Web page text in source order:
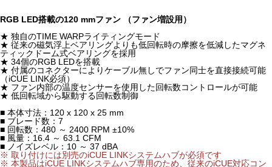
RGB LED搭載の120 mmファン （ファン増設用）
★ 独自のTIME WARPライティングモード
★ 従来の磁気浮上ベアリングよりも低回転時の摩擦を低減したマグネ
ティックドーム式ベアリングを採用
★ 34個のRGB LEDを搭載
★ 付属のコネクターによりケーブル無しでファン同士を直接接続可能
（iCUE LINK必須）
★ ファン内部の温度センサーを使用した回転数コントロールが可能
★ 低回転域から駆動する回転数制御
■ 本体寸法：120 x 120 x 25 mm
■ ブレード数：7
■ 回転数：480 ～ 2400 RPM ±10%
■ 風量：16.4 ～ 63.1 CFM
■ ノイズレベル：10 ～ 37 dBA
※ 取り付けには別売のiCUE LINKシステムハブが必須です
※ 本製品はiCUE LINKシステムハブ専用のため、従来のiCUE対応コン